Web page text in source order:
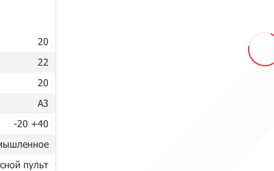
20
22
20
A3
-20 +40
пульт